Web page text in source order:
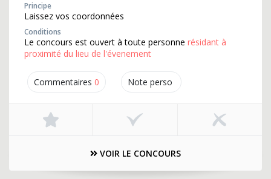
Commentaires 0 Note perso
Principe
Laissez vos coordonnées
Conditions
Le concours est ouvert à toute personne résidant à
proximité du lieu de l'évenement
VOIR LE CONCOURS